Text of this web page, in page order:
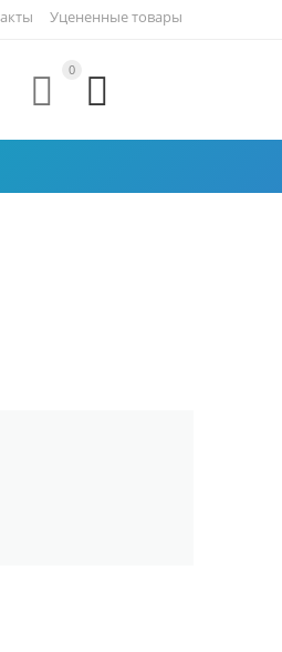
Уцененные товары
0

